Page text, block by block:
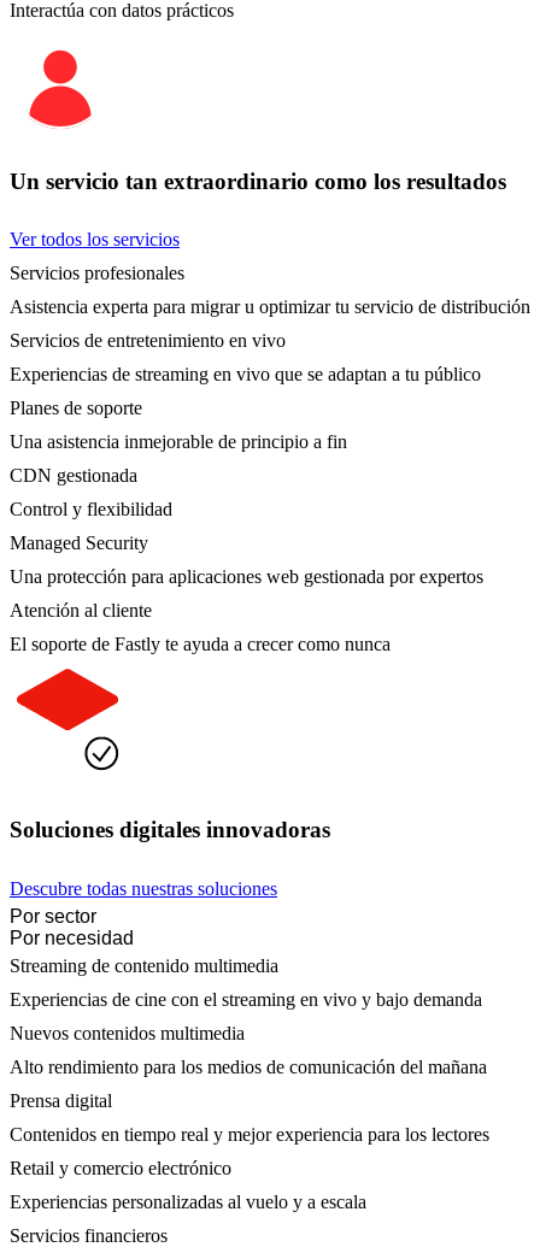
Interactúa con datos prácticos
Un servicio tan extraordinario como los resultados
Ver todos los servicios
Servicios profesionales
Asistencia experta para migrar u optimizar tu servicio de distribución
Servicios de entretenimiento en vivo
Experiencias de streaming en vivo que se adaptan a tu público
Planes de soporte
Una asistencia inmejorable de principio a fin
CDN gestionada
Control y flexibilidad
Managed Security
Una protección para aplicaciones web gestionada por expertos
Atención al cliente
El soporte de Fastly te ayuda a crecer como nunca
Soluciones digitales innovadoras
Descubre todas nuestras soluciones
Por sector
Por necesidad
Streaming de contenido multimedia
Experiencias de cine con el streaming en vivo y bajo demanda
Nuevos contenidos multimedia
Alto rendimiento para los medios de comunicación del mañana
Prensa digital
Contenidos en tiempo real y mejor experiencia para los lectores
Retail y comercio electrónico
Experiencias personalizadas al vuelo y a escala
Servicios financieros